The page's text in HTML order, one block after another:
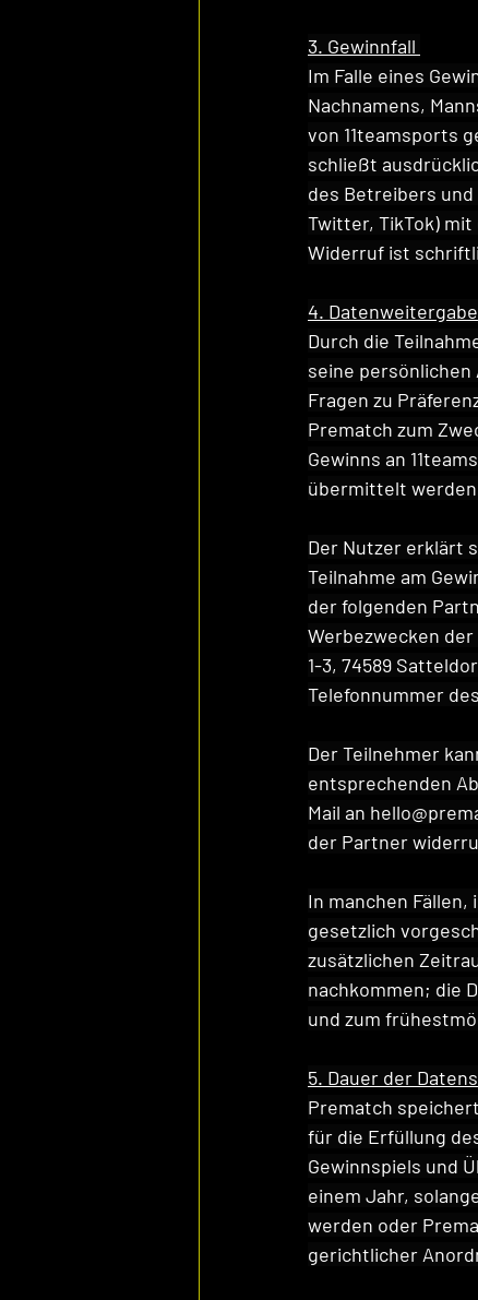
3. Gewinnfall
Im Falle eines
Nachnamens,
von 11teamsports
schließt
des Betreibers und
Twitter, TikTok)
Widerruf ist
4. Datenweitergabe
Durch die
seine persönlichen
Fragen zu
Prematch zum
Gewinns an
übermittelt
Der Nutzer erklärt
Teilnahme am
der folgenden
Werbezwecken
1-3, 74589
Telefonnummer
Der Teilnehmer
entsprechenden
Mail an
der Partner
In manchen
gesetzlich
zusätzlichen
nachkommen; die
und zum
5. Dauer der
Prematch
für die Erfüllung
Gewinnspiels und
einem Jahr,
werden oder
gerichtlicher